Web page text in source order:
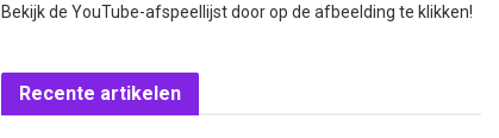
Bekijk de YouTube-afspeellijst door op de afbeelding te klikken!
Recente artikelen